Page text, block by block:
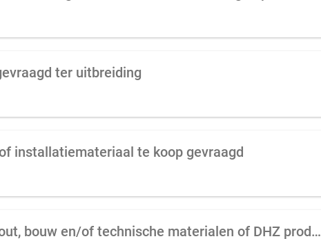
ter uitbreiding
installatiemateriaal te koop gevraagd
Groothandel te koop gevraagd in hout, bouw en/of technische materialen of DHZ producten